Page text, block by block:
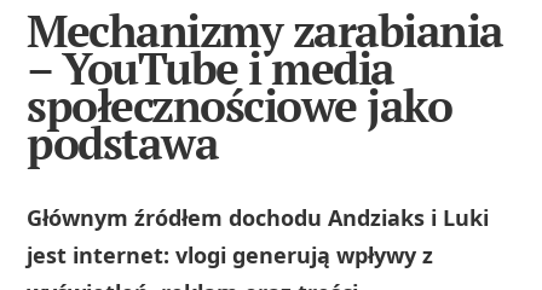
Mechanizmy zarabiania
– YouTube i media
społecznościowe jako
podstawa
Głównym źródłem dochodu Andziaks i Luki
jest internet: vlogi generują wpływy z